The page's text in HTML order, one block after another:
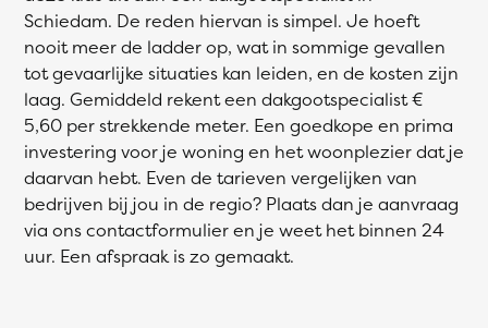
Schiedam. De reden hiervan is simpel. Je hoeft
nooit meer de ladder op, wat in sommige gevallen
tot gevaarlijke situaties kan leiden, en de kosten zijn
laag. Gemiddeld rekent een dakgootspecialist €
5,60 per strekkende meter. Een goedkope en prima
investering voor je woning en het woonplezier dat je
daarvan hebt. Even de tarieven vergelijken van
bedrijven bij jou in de regio? Plaats dan je aanvraag
via ons contactformulier en je weet het binnen 24
uur. Een afspraak is zo gemaakt.